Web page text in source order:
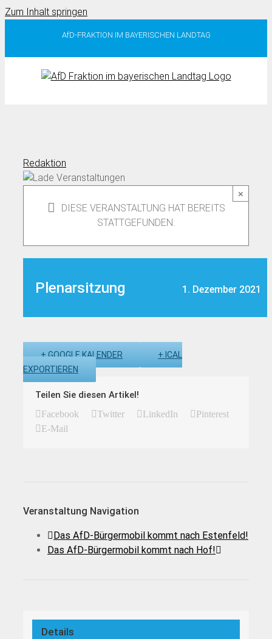
Zum Inhalt springen
AfD-FRAKTION IM BAYERISCHEN LANDTAG
Redaktion
×
DIESE VERANSTALTUNG HAT BEREITS
STATTGEFUNDEN.
Plenarsitzung 1. Dezember 2021
+ GOOGLE KALENDER
+ ICAL
EXPORTIEREN
Teilen Sie diesen Artikel!
Facebook Twitter LinkedIn
Pinterest
E-Mail
Veranstaltung Navigation
Das AfD-Bürgermobil kommt nach Estenfeld!
Das AfD-Bürgermobil kommt nach Hof!
Details